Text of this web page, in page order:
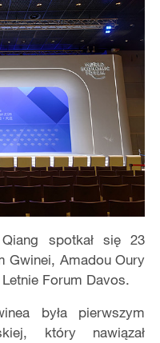
spotkał się 23
Gwinei, Amadou Oury
Forum Davos.
była pierwszym
który nawiązał